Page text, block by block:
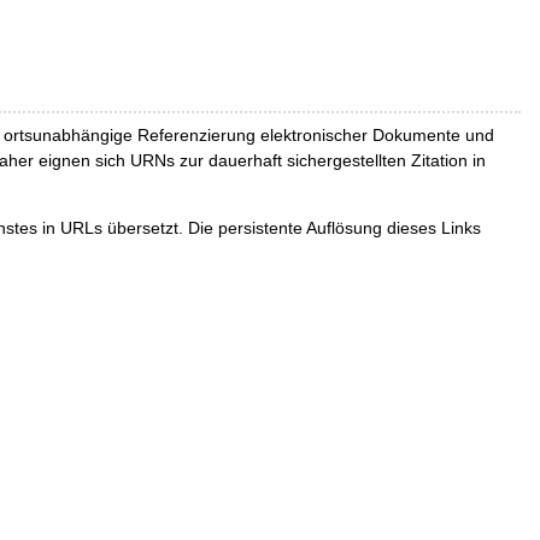
Referenzierung elektronischer Dokumente und
eignen sich URNs zur dauerhaft sichergestellten Zitation in
in URLs übersetzt. Die persistente Auflösung dieses Links